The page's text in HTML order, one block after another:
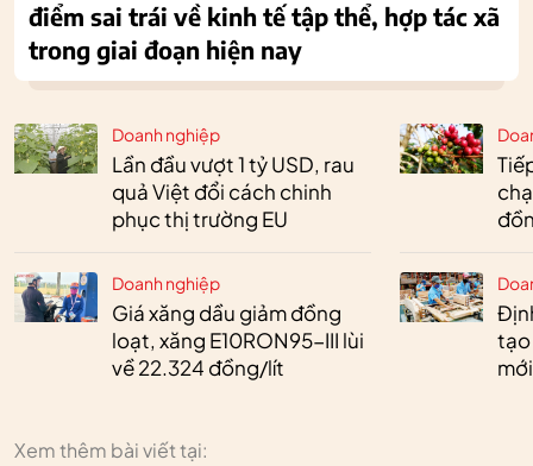
Doanh nghiệp
Lần đầu vượt 1 tỷ USD, rau
quả Việt đổi cách chinh
phục thị trường EU
Doanh nghiệp
Giá xăng dầu giảm đồng
loạt, xăng E10RON95-III lùi
về 22.324 đồng/lít
tạo
Xem thêm bài viết tại:
điểm sai trái về kinh tế tập thể, hợp tác xã
trong giai đoạn hiện nay